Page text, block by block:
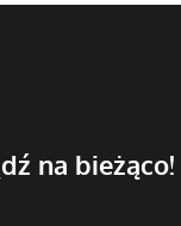
na bieżąco!